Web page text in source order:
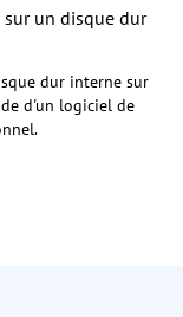
un disque dur
dur interne sur
d'un logiciel de